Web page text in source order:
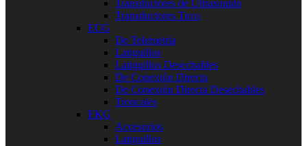
Transductores de Ultrasonido
Transductores Toco
ECG
De Telemetría
Latiguillos
Latiguillos Desechables
De Conexión Directa
De Conexión Directa Desechables
Troncales
EKG
Accesorios
Latiguillos